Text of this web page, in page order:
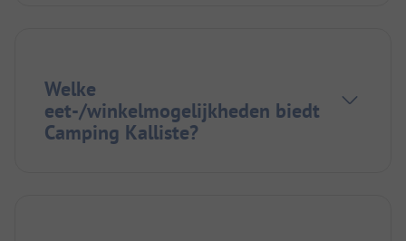
Welke
eet-/winkelmogelijkheden biedt
Camping Kalliste?